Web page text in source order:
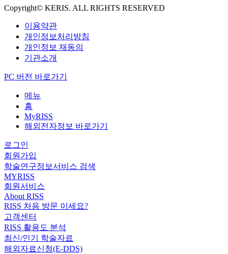
Copyright© KERIS. ALL RIGHTS RESERVED
이용약관
개인정보처리방침
개인정보 재동의
기관소개
PC 버전 바로가기
메뉴
홈
MyRISS
해외전자정보 바로가기
로그인
회원가입
학술연구정보서비스 검색
MYRISS
회원서비스
About RISS
RISS 처음 방문 이세요?
고객센터
RISS 활용도 분석
최신/인기 학술자료
해외자료신청(E-DDS)